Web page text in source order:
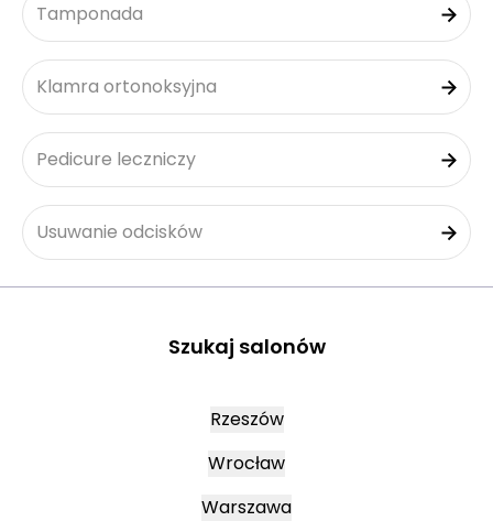
Tamponada
Klamra ortonoksyjna
Pedicure leczniczy
Usuwanie odcisków
Szukaj salonów
Rzeszów
Wrocław
Warszawa